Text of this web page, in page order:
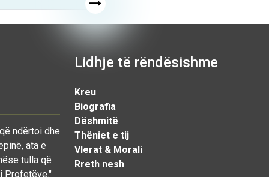
ndërtoi dhe
ata e
tulla që
Profetëve."
Lidhje të rëndësishme
Kreu
Biografia
Dëshmitë
Thëniet e tij
Vlerat & Morali
Rreth nesh